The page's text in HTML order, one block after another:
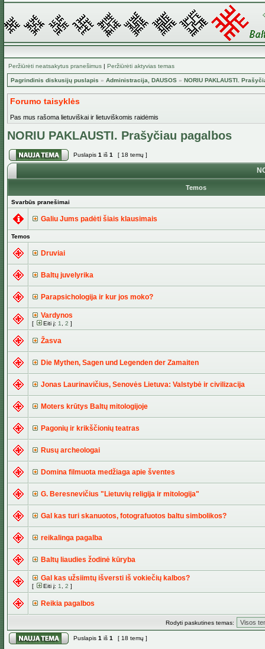
Peržiūrėti neatsakytus pranešimus | Peržiūrėti aktyvias temas
Pagrindinis diskusijų puslapis » Administracija, DAUSOS » NORIU PAKLAUSTI.
Forumo taisyklės
Pas mus rašoma lietuviškai ir lietuviškomis raidėmis
NORIU PAKLAUSTI. Prašyčiau pagalbos
Puslapis 1 iš 1 [ 18 temų ]
Temos
Svarbūs pranešimai
Galiu Jums padėti šiais klausimais
Temos
Druviai
Baltų juvelyrika
Parapsichologija ir kur jos moko?
Vardynos
[ Eiti į: 1 2 ]
Žasva
Die Mythen, Sagen und Legenden der Zamaiten
Jonas Laurinavičius, Senovės Lietuva: Valstybė ir civilizacija
Moters krūtys Baltų mitologijoje
Pagonių ir krikščionių teatras
Rusų archeologai
Domina filmuota medžiaga apie šventes
G. Beresnevičius "Lietuvių religija ir mitologija"
Gal kas turi skanuotos, fotografuotos baltu simbolikos?
reikalinga pagalba
Baltų liaudies žodinė kūryba
Gal kas užsiimtų išversti iš vokiečių kalbos?
[ Eiti į: 1 2 ]
Reikia pagalbos
Rodyti paskutines temas:
Puslapis 1 iš 1 [ 18 temų ]